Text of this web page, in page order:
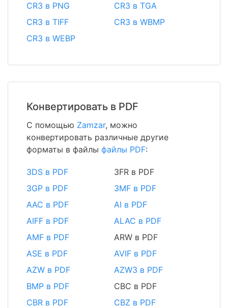
CR3 в PNG
CR3 в TGA
CR3 в TIFF
CR3 в WBMP
CR3 в WEBP
Конвертировать в PDF
С помощью Zamzar, можно
конвертировать различные другие
форматы в файлы файлы PDF:
3DS в PDF
3FR в PDF
3GP в PDF
3MF в PDF
AAC в PDF
AI в PDF
AIFF в PDF
ALAC в PDF
AMF в PDF
ARW в PDF
ASE в PDF
AVIF в PDF
AZW в PDF
AZW3 в PDF
BMP в PDF
CBC в PDF
CBR в PDF
CBZ в PDF